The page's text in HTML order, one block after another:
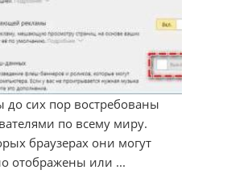
сих пор востребованы
по всему миру.
браузерах они могут
отображены или ...